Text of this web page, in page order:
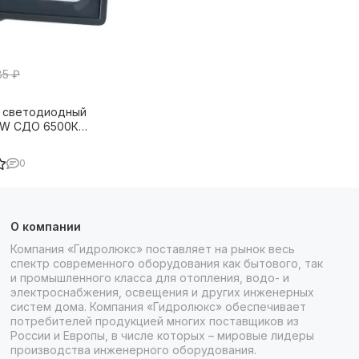
₽
СДО 6500К
серый 37624
0
О компании
Компания «Гидролюкс» поставляет на рынок весь
спектр современного оборудования как бытового, так
и промышленного класса для отопления, водо- и
электроснабжения, освещения и других инженерных
систем дома. Компания «Гидролюкс» обеспечивает
потребителей продукцией многих поставщиков из
России и Европы, в числе которых – мировые лидеры
производства инженерного оборудования.